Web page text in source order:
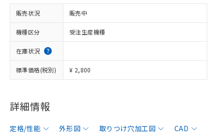
販売状況 販売中
機種区分 受注生産機種
在庫状況
標準価格(税別) ¥ 2,800
詳細情報
定格/性能 外形図 取りつけ穴加工図
CAD